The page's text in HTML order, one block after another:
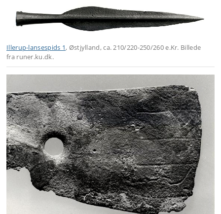
Illerup-lansespids 1, Østjylland, ca. 210/220-250/260 e.Kr. Billede
fra runer.ku.dk.